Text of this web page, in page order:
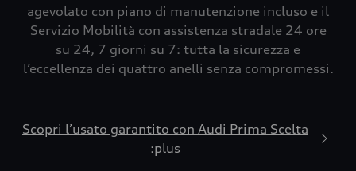
agevolato con piano di manutenzione incluso e il
Servizio Mobilità con assistenza stradale 24 ore
su 24, 7 giorni su 7: tutta la sicurezza e
l’eccellenza dei quattro anelli senza compromessi.
Scopri l’usato garantito con Audi Prima Scelta
:plus